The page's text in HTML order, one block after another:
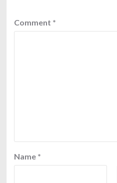
Comment *
Name *